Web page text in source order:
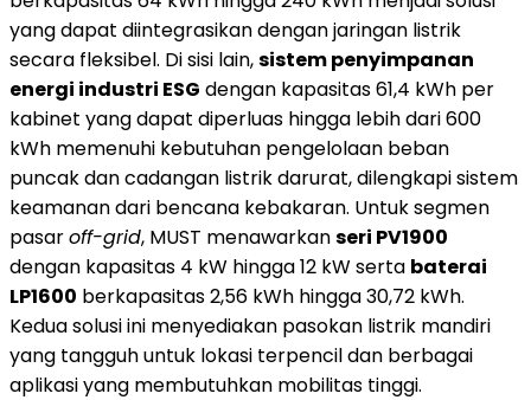
yang dapat diintegrasikan dengan jaringan listrik
secara fleksibel. Di sisi lain,sistem penyimpanan
energi industri ESG dengan kapasitas 61,4 kWh per
kabinet yang dapat diperluas hingga lebih dari 600
kWh memenuhi kebutuhan pengelolaan beban
puncak dan cadangan listrik darurat, dilengkapi sistem
keamanan dari bencana kebakaran. Untuk segmen
pasaroff-grid, MUST menawarkanseri PV1900
dengan kapasitas 4 kW hingga 12 kW serta baterai
LP1600 berkapasitas 2,56 kWh hingga 30,72 kWh.
Kedua solusi ini menyediakan pasokan listrik mandiri
yang tangguh untuk lokasi terpencil dan berbagai
aplikasi yang membutuhkan mobilitas tinggi.